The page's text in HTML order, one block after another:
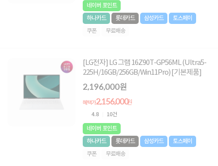
네이버 포인트
하나카드
롯데카드 삼성카드
토스페이
쿠폰
무료배송
[LG전자] LG 그램 16Z90T-GP56ML (Ultra5-
225H/16GB/256GB/Win11Pro) [기본제품]
2,196,000원
혜택가2,156,000원
4.8 10건
네이버 포인트
하나카드
롯데카드 삼성카드
토스페이
쿠폰
무료배송